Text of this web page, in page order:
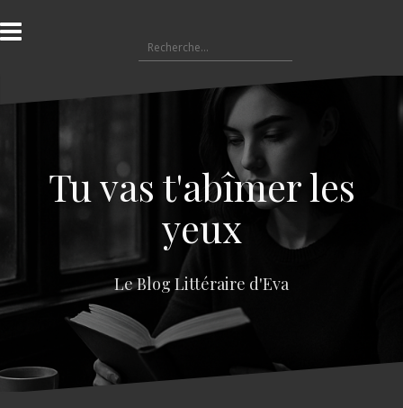
l
a
e
e
Tu vas t'abîmer les
yeux
Le Blog Littéraire d'Eva